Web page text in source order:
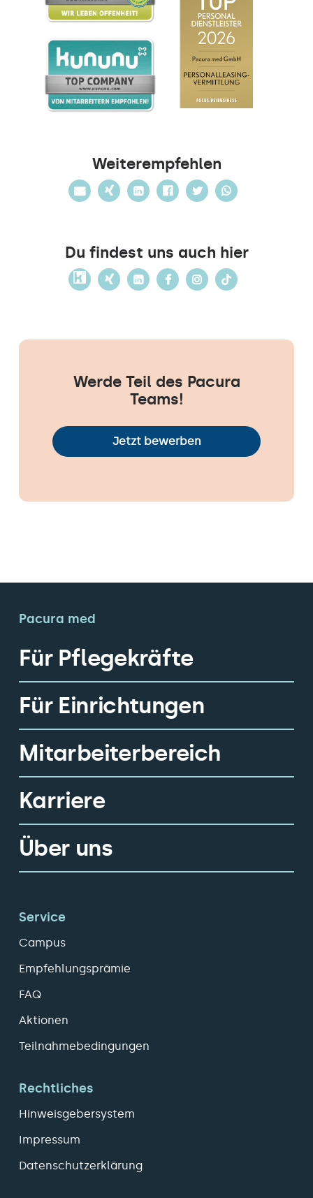
Weiterempfehlen
Du findest uns auch hier
Werde Teil des Pacura
Teams!
Jetzt bewerben
Pacura med
Für Pflegekräfte
Für Einrichtungen
Mitarbeiterbereich
Karriere
Über uns
Service
Campus
Empfehlungsprämie
FAQ
Aktionen
Teilnahmebedingungen
Rechtliches
Hinweisgebersystem
Impressum
Datenschutzerklärung